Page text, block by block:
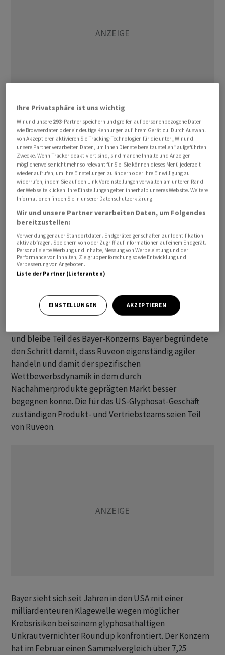
Die Aktie stieg am Donnerstag mehr als 5 Prozent und
übersprang erstmals seit Herbst 2023 wieder die Marke
von 50 Euro. Sie lag damit an der Dax-Spitze. Das in den
vergangenen Jahren stark gebeutelte Papier hat binnen
einer Woche knapp zehn Prozent gewonnen. Mit den
Kursgewinnen bringt es die Bayer-Aktie seit
Jahresbeginn auf ein Plus von fast 40 Prozent. Sie
rangiert auf Rang drei im Dax , übertroffen nur von
Infineon und Hochtief . Mitte Februar hatte der Kurs die
50-Euro-Marke noch haarscharf verpasst, anschliessend
ging es abwärts bis auf unter 34 Euro Anfang Juni.
Darauf folgte eine fulminante Rally.
des US-Glyphosat-Geschäfts konzentrieren - von
Preisgestaltung bis hin zu Produktion und Logistik. Das
und bleibe Teil des Bayer-Konzerns. Bayer begründete
den Schritt damit, dass Ruveon eigenständig agiler
handeln und damit der spezifischen
Wettbewerbsdynamik in dem durch
Nachahmerprodukte geprägten Markt besser
begegnen könne. Die für das US-Glyphosat-Geschäft
zuständigen Produkt- und Vertriebsteams seien Teil
von Ruveon.
Bayer sieht sich seit Jahren in den USA mit einer
milliardenteuren Klagewelle wegen möglicher
Krebsrisiken bei seinem glyphosathaltigen
Unkrautvernichter Roundup konfrontiert. Der Konzern
hat im Februar einen Sammelvergleich über 7,25
Ihre Privatsphäre ist uns wichtig
Wir und unsere 293-Partner speichern und greifen auf personenbezogene Daten
wie Browserdaten oder eindeutige Kennungen auf Ihrem Gerät zu. Durch Auswahl
von Akzeptieren aktivieren Sie Tracking-Technologien für die unter „Wir und
unsere Partner verarbeiten Daten, um Ihnen Dienste bereitzustellen“ aufgeführten
Zwecke. Wenn Tracker deaktiviert sind, sind manche Inhalte und Anzeigen
möglicherweise nicht mehr so relevant für Sie. Sie können dieses Menü jederzeit
wieder aufrufen, um Ihre Einstellungen zu ändern oder Ihre Einwilligung zu
widerrufen, indem Sie auf den Link Voreinstellungen verwalten am unteren Rand
der Webseite klicken. Ihre Einstellungen gelten innerhalb unseres Website. Weitere
Informationen finden Sie in unserer Datenschutzerklärung.
Wir und unsere Partner verarbeiten Daten, um Folgendes
bereitzustellen:
Verwendung genauer Standortdaten. Endgeräteeigenschaften zur Identifikation
aktiv abfragen. Speichern von oder Zugriff auf Informationen auf einem Endgerät.
Personalisierte Werbung und Inhalte, Messung von Werbeleistung und der
Performance von Inhalten, Zielgruppenforschung sowie Entwicklung und
Verbesserung von Angeboten.
Liste der Partner (Lieferanten)
EINSTELLUNGEN AKZEPTIEREN